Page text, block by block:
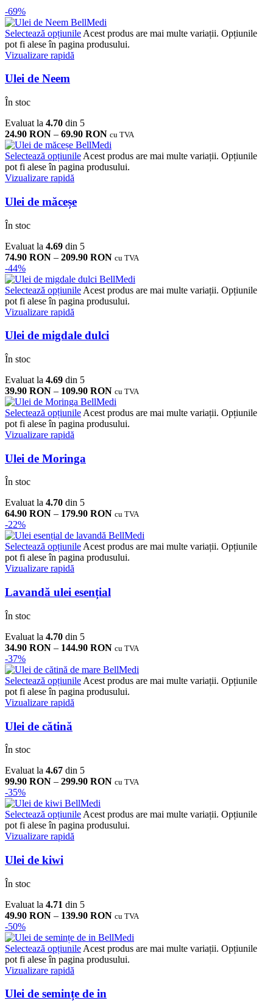
-69%
Selectează opțiunile Acest produs are mai multe variații. Opțiunile
pot fi alese în pagina produsului.
Vizualizare rapidă
Ulei de Neem
În stoc
Evaluat la 4.70 din 5
24.90 RON – 69.90 RON cu TVA
Selectează opțiunile Acest produs are mai multe variații. Opțiunile
pot fi alese în pagina produsului.
Vizualizare rapidă
Ulei de măceșe
În stoc
Evaluat la 4.69 din 5
74.90 RON – 209.90 RON cu TVA
-44%
Selectează opțiunile Acest produs are mai multe variații. Opțiunile
pot fi alese în pagina produsului.
Vizualizare rapidă
Ulei de migdale dulci
În stoc
Evaluat la 4.69 din 5
39.90 RON – 109.90 RON cu TVA
Selectează opțiunile Acest produs are mai multe variații. Opțiunile
pot fi alese în pagina produsului.
Vizualizare rapidă
Ulei de Moringa
În stoc
Evaluat la 4.70 din 5
64.90 RON – 179.90 RON cu TVA
-22%
Selectează opțiunileAcest produs are mai multe variații. Opțiunile
pot fi alese în pagina produsului.
Vizualizare rapidă
Lavandă ulei esențial
În stoc
Evaluat la 4.70 din 5
34.90 RON – 144.90 RON cu TVA
-37%
Selectează opțiunile Acest produs are mai multe variații. Opțiunile
pot fi alese în pagina produsului.
Vizualizare rapidă
Ulei de cătină
În stoc
Evaluat la 4.67 din 5
99.90 RON – 299.90 RON cu TVA
-35%
Selectează opțiunile Acest produs are mai multe variații. Opțiunile
pot fi alese în pagina produsului.
Vizualizare rapidă
Ulei de kiwi
În stoc
Evaluat la 4.71 din 5
49.90 RON – 139.90 RON cu TVA
-50%
Selectează opțiunile Acest produs are mai multe variații. Opțiunile
pot fi alese în pagina produsului.
Vizualizare rapidă
Ulei de semințe de in